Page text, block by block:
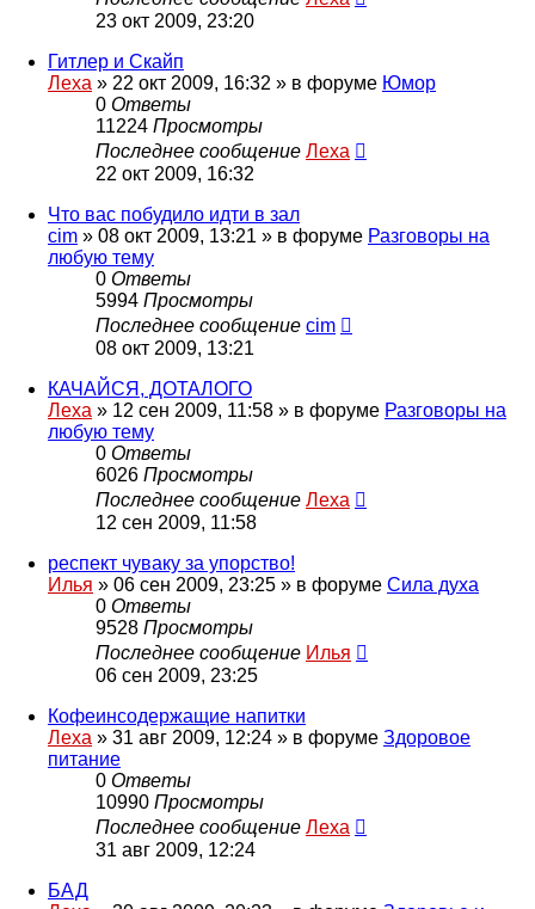
23 окт 2009, 23:20
Гитлер и Скайп
Леха » 22 окт 2009, 16:32 » в форуме Юмор
0 Ответы
11224 Просмотры
Последнее сообщение Леха
22 окт 2009, 16:32
Что вас побудило идти в зал
cim » 08 окт 2009, 13:21 » в форуме Разговоры на
любую тему
0 Ответы
5994 Просмотры
Последнее сообщение cim
08 окт 2009, 13:21
КАЧАЙСЯ, ДОТАЛОГО
Леха » 12 сен 2009, 11:58 » в форуме Разговоры на
любую тему
0 Ответы
6026 Просмотры
Последнее сообщение Леха
12 сен 2009, 11:58
респект чуваку за упорство!
Илья » 06 сен 2009, 23:25 » в форуме Сила духа
0 Ответы
9528 Просмотры
Последнее сообщение Илья
06 сен 2009, 23:25
Кофеинсодержащие напитки
Леха » 31 авг 2009, 12:24 » в форуме Здоровое
питание
0 Ответы
10990 Просмотры
Последнее сообщение Леха
31 авг 2009, 12:24
БАД